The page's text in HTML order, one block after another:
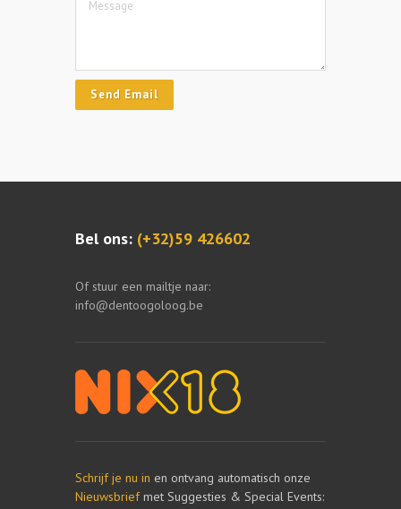
Send Email
Bel ons: (+32)59 426602
Of stuur een mailtje naar:
info@dentoogoloog.be
Schrijf je nu in en ontvang automatisch onze
Nieuwsbriefmet Suggesties & Special Events: